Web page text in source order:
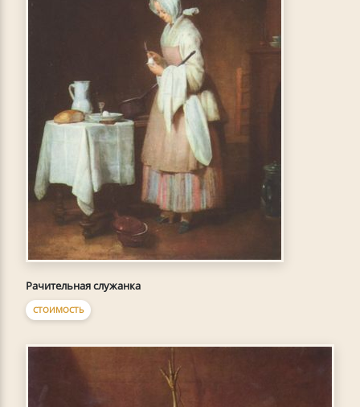
Рачительная служанка
СТОИМОСТЬ